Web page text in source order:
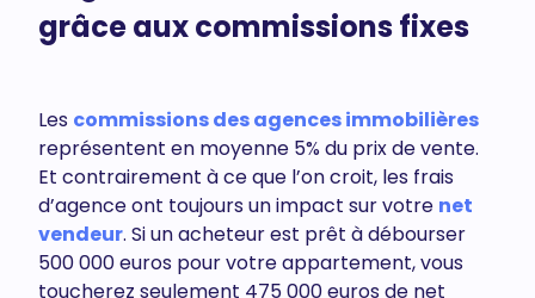
grâce aux commissions fixes
Les commissions des agences immobilières
représentent en moyenne 5% du prix de vente.
Et contrairement à ce que l’on croit, les frais
d’agence ont toujours un impact sur votre net
vendeur. Si un acheteur est prêt à débourser
500 000 euros pour votre appartement, vous
toucherez seulement 475 000 euros de net